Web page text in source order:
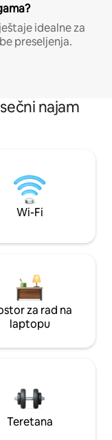
idealne za
preseljenja.
najam
Wi-Fi
za rad na
laptopu
Teretana